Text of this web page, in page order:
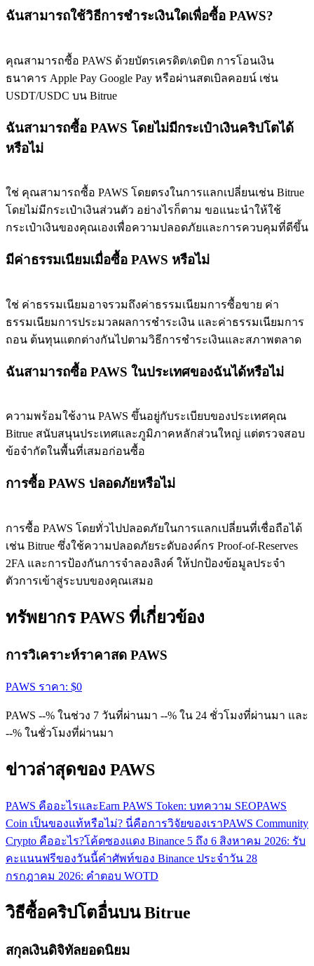
BTC New User Exclusive: 6.5% APR
กิจกรรมเพิ่มเติม
รับรางวัลและสิทธิพิเศษสุดพิเศษ
ฉันสามารถใช้วิธีการชำระเงินใดเพื่อซื้อ PAWS?
คุณสามารถซื้อ PAWS ด้วยบัตรเครดิต/เดบิต การโอนเงิน
ธนาคาร Apple Pay Google Pay หรือผ่านสตเบิลคอยน์ เช่น
USDT/USDC บน Bitrue
ฉันสามารถซื้อ PAWS โดยไม่มีกระเป๋าเงินคริปโตได้
หรือไม่
ใช่ คุณสามารถซื้อ PAWS โดยตรงในการแลกเปลี่ยนเช่น Bitrue
โดยไม่มีกระเป๋าเงินส่วนตัว อย่างไรก็ตาม ขอแนะนำให้ใช้
กระเป๋าเงินของคุณเองเพื่อความปลอดภัยและการควบคุมที่ดีขึ้น
มีค่าธรรมเนียมเมื่อซื้อ PAWS หรือไม่
ใช่ ค่าธรรมเนียมอาจรวมถึงค่าธรรมเนียมการซื้อขาย ค่า
ธรรมเนียมการประมวลผลการชำระเงิน และค่าธรรมเนียมการ
ถอน ต้นทุนแตกต่างกันไปตามวิธีการชำระเงินและสภาพตลาด
ฉันสามารถซื้อ PAWS ในประเทศของฉันได้หรือไม่
ความพร้อมใช้งาน PAWS ขึ้นอยู่กับระเบียบของประเทศคุณ
Bitrue สนับสนุนประเทศและภูมิภาคหลักส่วนใหญ่ แต่ตรวจสอบ
ข้อจำกัดในพื้นที่เสมอก่อนซื้อ
การซื้อ PAWS ปลอดภัยหรือไม่
การซื้อ PAWS โดยทั่วไปปลอดภัยในการแลกเปลี่ยนที่เชื่อถือได้
เช่น Bitrue ซึ่งใช้ความปลอดภัยระดับองค์กร Proof-of-Reserves
2FA และการป้องกันการจำลองลิงค์ ให้ปกป้องข้อมูลประจำ
ตัวการเข้าสู่ระบบของคุณเสมอ
ทรัพยากร PAWS ที่เกี่ยวข้อง
การวิเคราะห์ราคาสด PAWS
PAWS ราคา: $0
PAWS --% ในช่วง 7 วันที่ผ่านมา --% ใน 24 ชั่วโมงที่ผ่านมา และ
--% ในชั่วโมงที่ผ่านมา
ข่าวล่าสุดของ PAWS
PAWS คืออะไรและEarn PAWS Token: บทความ SEOPAWS
Coin เป็นของแท้หรือไม่? นี่คือการวิจัยของเราPAWS Community
Crypto คืออะไร?โค้ดซองแดง Binance 5 ถึง 6 สิงหาคม 2026: รับ
คะแนนฟรีของวันนี้คำศัพท์ของ Binance ประจำวัน 28
กรกฎาคม 2026: คำตอบ WOTD
วิธีซื้อคริปโตอื่นบน Bitrue
สกุลเงินดิจิทัลยอดนิยม